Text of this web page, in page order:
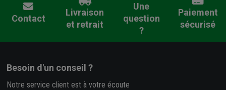
Contact
Livraison
et retrait
Une
question
?
Paiement
sécurisé
Besoin d'un conseil ?
Notre service client est à votre écoute